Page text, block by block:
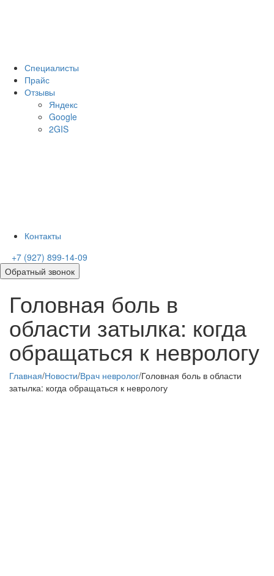
Специалисты
Прайс
Отзывы
Яндекс
Google
2GIS
Контакты
+7 (927) 899-14-09
Обратный звонок
Головная боль в
области затылка: когда
обращаться к неврологу
Главная/Новости/Врач невролог/Головная боль в области
затылка: когда обращаться к неврологу